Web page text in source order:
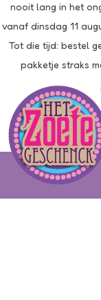
nooit lang in het
vanaf dinsdag 11
Tot die tijd: bestel
pakketje straks